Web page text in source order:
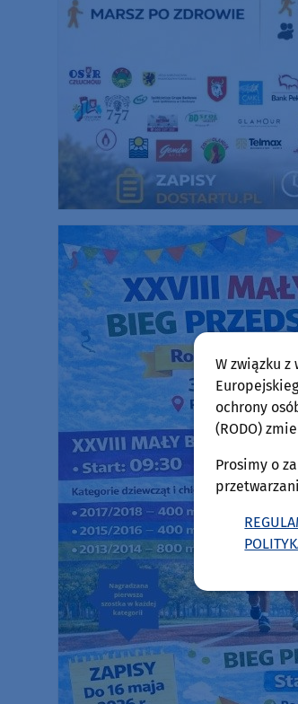
W związku
ochrony
(RODO)
Prosimy o